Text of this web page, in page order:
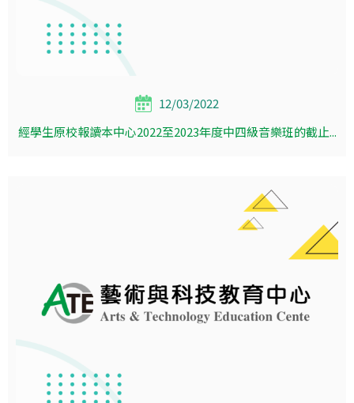
12/03/2022
經學生原校報讀本中心2022至2023年度中四級音樂班的截止...